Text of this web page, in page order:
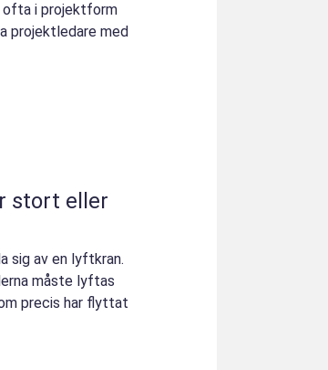
i projektform
projektledare med
stort eller
sig av en lyftkran.
måste lyftas
precis har flyttat